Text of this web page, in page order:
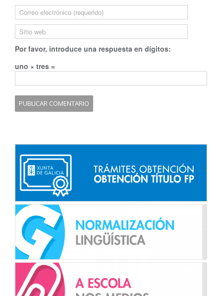
Por favor, introduce una respuesta en dígitos:
uno × tres =